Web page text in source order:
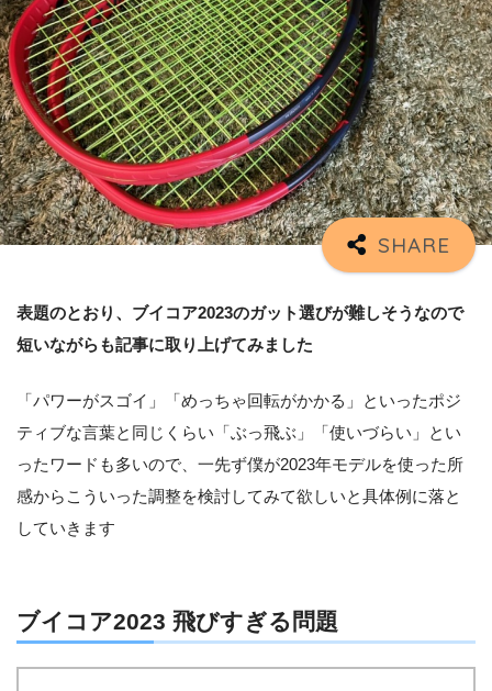
表題のとおり、ブイコア2023のガット選びが難しそうなので
短いながらも記事に取り上げてみました
「パワーがスゴイ」「めっちゃ回転がかかる」といったポジ
ティブな言葉と同じくらい「ぶっ飛ぶ」「使いづらい」とい
ったワードも多いので、一先ず僕が2023年モデルを使った所
感からこういった調整を検討してみて欲しいと具体例に落と
していきます
ブイコア2023 飛びすぎる問題